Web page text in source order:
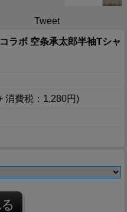
Tweet
ラボ 空条承太郎半袖Tシャ
消費税：1,280円)